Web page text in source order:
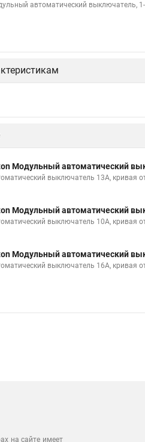
автоматический выключатель,
Модульный автоматический
выключатель 13А, кривая
Модульный автоматический
выключатель 10А, кривая
Модульный автоматический
выключатель 16А, кривая
на сайте имеет